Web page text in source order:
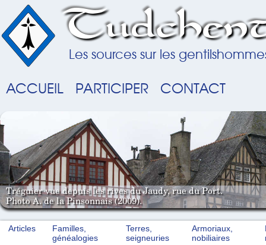
Les sources sur les
ACCUEIL PARTICIPER CONTACT
Tréguier vue depuis les rives du Jaudy, rue du Port.
Photo A. de la Pinsonnais (2009).
Articles
Familles,
généalogies
Terres,
seigneuries
Armoriaux,
nobiliaires